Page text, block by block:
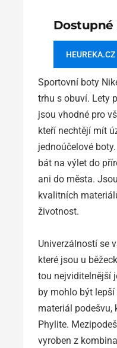
HEUREKA.CZ
Sportovní boty
trhu s obuví. Lety
jsou vhodné pro
kteří nechtějí mít
jednoúčelové
bát na výlet do
ani do města.
kvalitních
životnost.
Univerzálností se
které jsou u
tou nejviditelnější
by mohlo být
materiál podešvu,
Phylite.
vyroben z